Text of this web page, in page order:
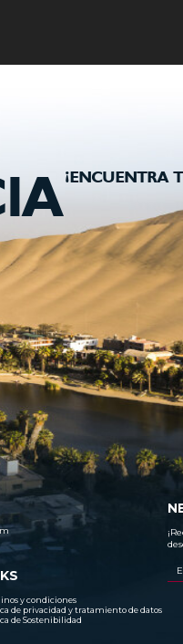
¡ENCUENTRA
y condiciones
de privacidad y tratamiento de datos
de Sostenibilidad